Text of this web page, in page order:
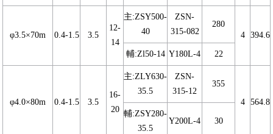
φ3.5×70m 0.4-1.5 3.5
12-
14
主:ZSY500-
40
ZSN-
315-082
280
4
394.6
輔:Zl50-14 Y180L-4 22
φ4.0×80m 0.4-1.5 3.5
16-
20
主:ZLY630-
35.5
ZSN-
315-12
355
4
564.8
輔:ZSY280-
35.5
Y200L-4 30